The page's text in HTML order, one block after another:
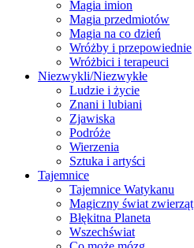
Magia imion
Magia przedmiotów
Magia na co dzień
Wróżby i przepowiednie
Wróżbici i terapeuci
Niezwykli/Niezwykłe
Ludzie i życie
Znani i lubiani
Zjawiska
Podróże
Wierzenia
Sztuka i artyści
Tajemnice
Tajemnice Watykanu
Magiczny świat zwierząt
Błękitna Planeta
Wszechświat